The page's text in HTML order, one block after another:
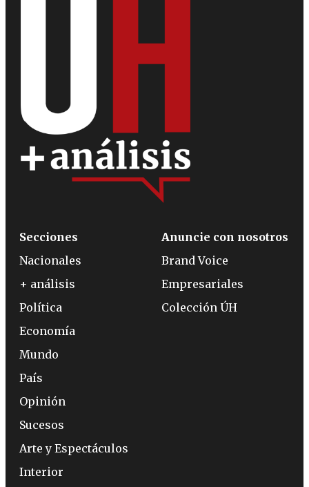
Secciones
Nacionales
+ análisis
Política
Economía
Mundo
País
Opinión
Sucesos
Arte y Espectáculos
Interior
Anuncie con nosotros
Brand Voice
Empresariales
Colección ÚH